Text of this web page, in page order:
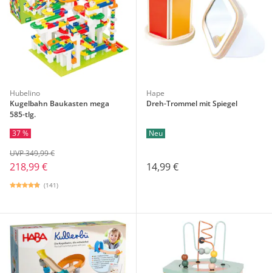
Hubelino
Kugelbahn Baukasten mega
585-tlg.
37 %
218,99 €
UVP 349,99 €
(141)
Hape
Dreh-Trommel mit Spiegel
Neu
14,99 €